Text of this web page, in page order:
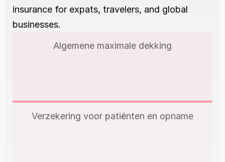
insurance for expats, travelers, and global
businesses.
Algemene maximale dekking
Verzekering voor patiënten en opname